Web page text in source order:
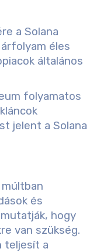
a Solana
éles
általános
folyamatos
jelent a Solana
és
hogy
van szükség.
teljesít a